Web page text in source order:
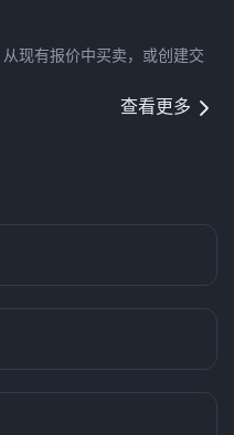
现有报价中买卖，或创建交
查看更多